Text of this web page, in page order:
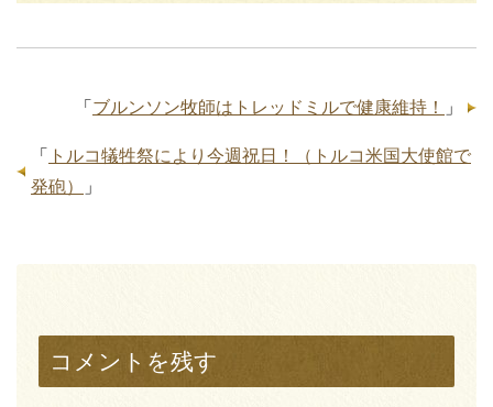
「 ブルンソン牧師はトレッドミルで健康維持！ 」
「
トルコ犠牲祭により今週祝日！（トルコ米国大使館で
発砲）
」
コメントを残す